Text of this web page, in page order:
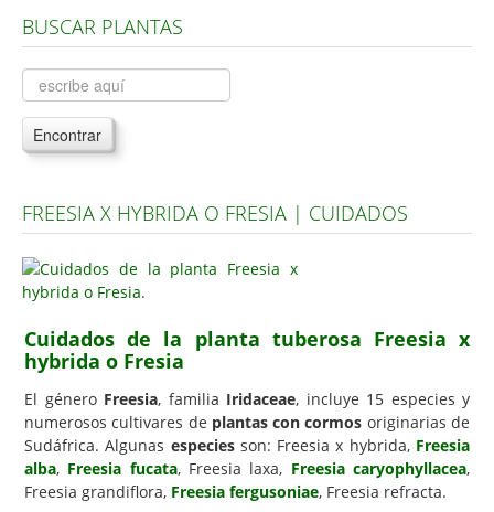
Árboles, Cicas y Palmeras de la G a la Z
Plantas Anuales y Perennes
Plantas Bulbosas y Acuáticas
Plantas de Interior
Plantas Aromáticas y de Huerto
Plantas Carnívoras y Orquídeas
Consejos
Hemisferio Norte
Hemisferio Sur
Enfermedades
Animales
Hongos
BUSCAR PLANTAS
Encontrar
FREESIA X HYBRIDA O FRESIA | CUIDADOS
Cuidados de la planta tuberosa Freesia x
hybrida o Fresia
El género Freesia, familia Iridaceae, incluye 15 especies y
numerosos cultivares de plantas con cormos originarias de
Sudáfrica. Algunas especiesson: Freesia x hybrida, Freesia
alba, Freesia fucata, Freesia laxa, Freesia caryophyllacea,
Freesia grandiflora, Freesia fergusoniae, Freesia refracta.